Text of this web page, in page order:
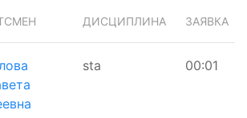
ДИСЦИПЛИНА ЗАЯВКА
sta 00:01